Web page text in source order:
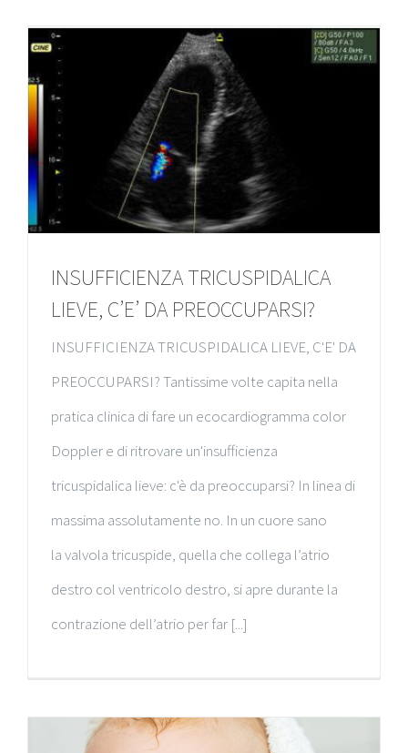
INSUFFICIENZA TRICUSPIDALICA
LIEVE, C’E’ DA PREOCCUPARSI?
INSUFFICIENZA TRICUSPIDALICA LIEVE, C'E' DA
PREOCCUPARSI? Tantissime volte capita nella
pratica clinica di fare un ecocardiogramma color
Doppler e di ritrovare un'insufficienza
tricuspidalica lieve: c'è da preoccuparsi? In linea di
massima assolutamente no. In un cuore sano
la valvola tricuspide, quella che collega l’atrio
destro col ventricolo destro, si apre durante la
contrazione dell’atrio per far [...]